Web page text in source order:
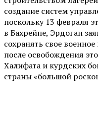
создание систем
поскольку 13 февраля
в Бахрейне, Эрдоган
сохранять свое
после освобождения
Халифата и курдских
страны «большой